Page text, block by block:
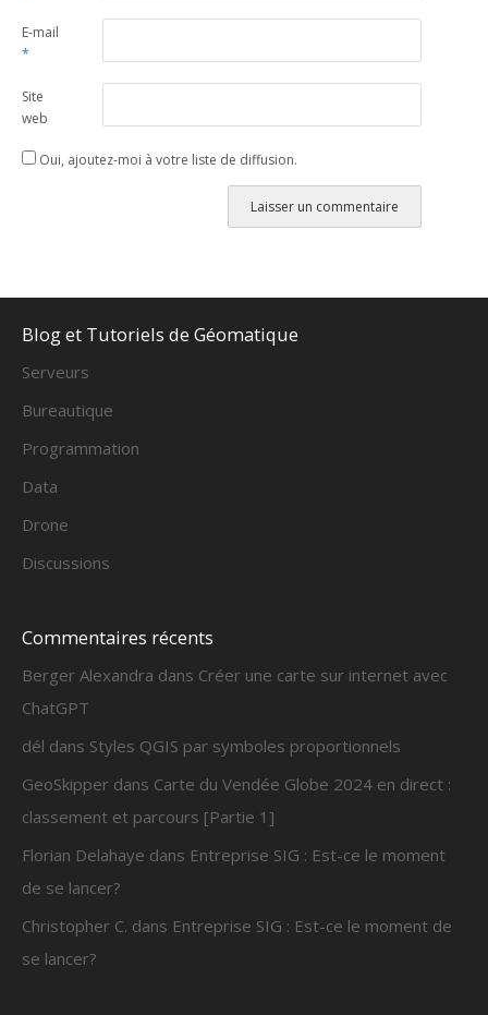
E-mail
*
Site
web
Oui, ajoutez-moi à votre liste de diffusion.
Blog et Tutoriels de Géomatique
Serveurs
Bureautique
Programmation
Data
Drone
Discussions
Commentaires récents
Berger Alexandra dans Créer une carte sur internet avec
ChatGPT
dél dans Styles QGIS par symboles proportionnels
GeoSkipper dans Carte du Vendée Globe 2024 en direct :
classement et parcours [Partie 1]
Florian Delahaye dans Entreprise SIG : Est-ce le moment
de se lancer?
Christopher C. dans Entreprise SIG : Est-ce le moment de
se lancer?